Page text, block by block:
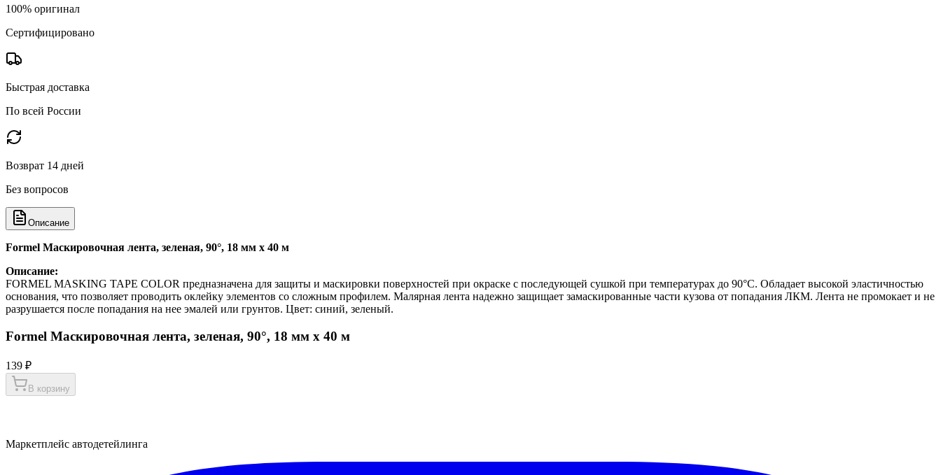
100% оригинал
Сертифицировано
Быстрая доставка
По всей России
Возврат 14 дней
Без вопросов
Описание
Formel Маскировочная лента, зеленая, 90°, 18 мм х 40 м
Описание:
FORMEL MASKING TAPE COLOR предназначена для защиты и маскировки поверхностей при окраске с последующей сушкой при температурах до 90°С. Обладает высокой эластичностью
основания, что позволяет проводить оклейку элементов со сложным профилем. Малярная лента надежно защищает замаскированные части кузова от попадания ЛКМ. Лента не промокает и не
разрушается после попадания на нее эмалей или грунтов. Цвет: синий, зеленый.
Formel Маскировочная лента, зеленая, 90°, 18 мм х 40 м
139 ₽
В корзину
Маркетплейс автодетейлинга